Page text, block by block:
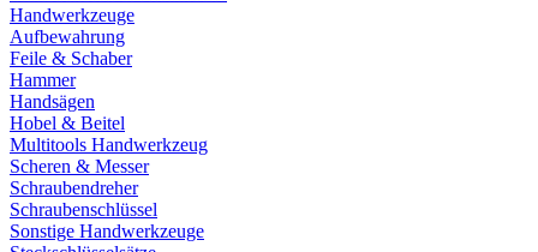
Handwerkzeuge
Aufbewahrung
Feile & Schaber
Hammer
Handsägen
Hobel & Beitel
Multitools Handwerkzeug
Scheren & Messer
Schraubendreher
Schraubenschlüssel
Sonstige Handwerkzeuge